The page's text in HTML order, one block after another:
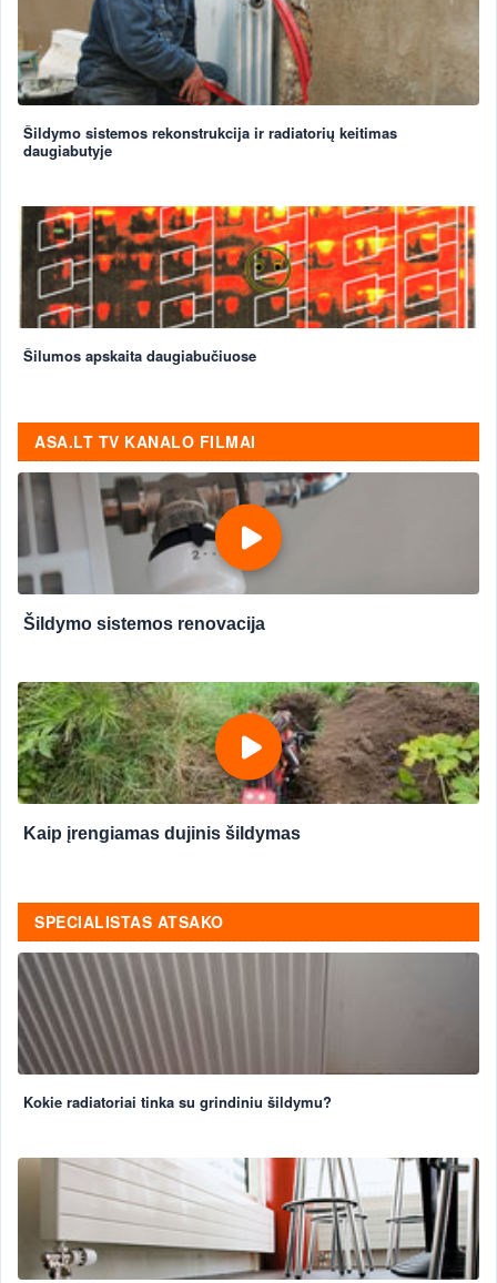
Šildymo sistemos rekonstrukcija ir radiatorių keitimas
daugiabutyje
Šilumos apskaita daugiabučiuose
ASA.LT TV KANALO FILMAI
Šildymo sistemos renovacija
Kaip įrengiamas dujinis šildymas
SPECIALISTAS ATSAKO
Kokie radiatoriai tinka su grindiniu šildymu?